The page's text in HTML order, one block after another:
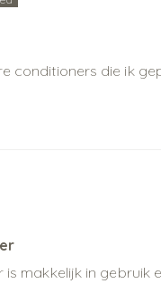
conditioners die ik
is makkelijk in